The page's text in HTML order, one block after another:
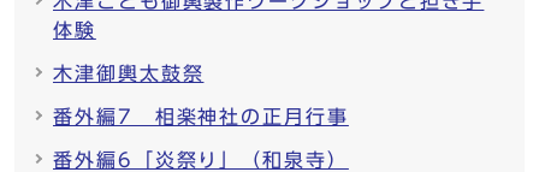
体験
木津御輿太鼓祭
番外編7 相楽神社の正月行事
番外編6「炎祭り」（和泉寺）